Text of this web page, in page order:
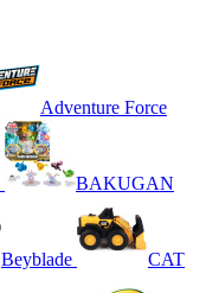
Adventure Force
BAKUGAN
Beyblade CAT